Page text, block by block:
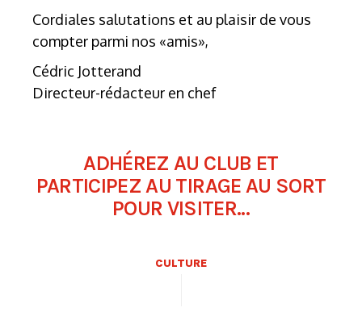
Cordiales salutations et au plaisir de vous
compter parmi nos «amis»,
Cédric Jotterand
Directeur-rédacteur en chef
ADHÉREZ AU CLUB ET
PARTICIPEZ AU TIRAGE AU SORT
POUR VISITER...
CULTURE